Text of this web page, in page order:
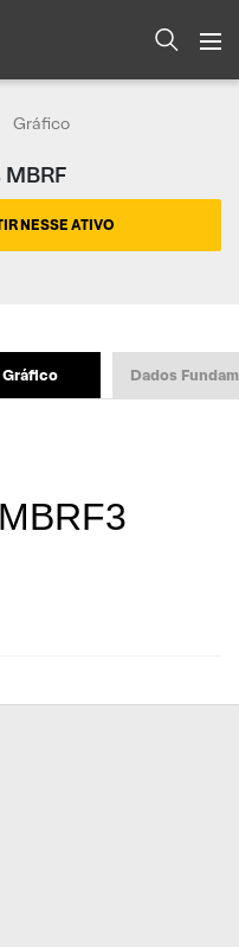
Gráfico
NESSE ATIVO
Gráfico Dados